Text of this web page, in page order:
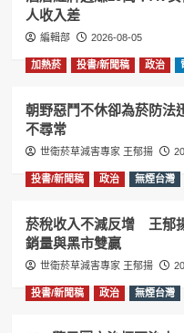
人收入差
編輯部 2026-08-05
加熱菸 投書/新聞稿 政治
朝野惡鬥不休卻為菸防
不尋常
世衛菸草減害專家 王郁揚
投書/新聞稿 政治 無煙台灣
菸稅收入不減反增 王郁
銷量與黑市雙贏
世衛菸草減害專家 王郁揚
投書/新聞稿 政治 無煙台灣